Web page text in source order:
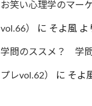
お笑い心理学のマー
vol.66） に そよ風 よ
学問のススメ？ 学
プレvol.62） に そよ